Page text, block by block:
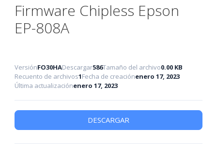
Firmware Chipless Epson
EP-808A
VersiónFO30HADescargar586Tamaño del archivo0.00 KB
Recuento de archivos1Fecha de creaciónenero 17, 2023
Última actualizaciónenero 17, 2023
DESCARGAR